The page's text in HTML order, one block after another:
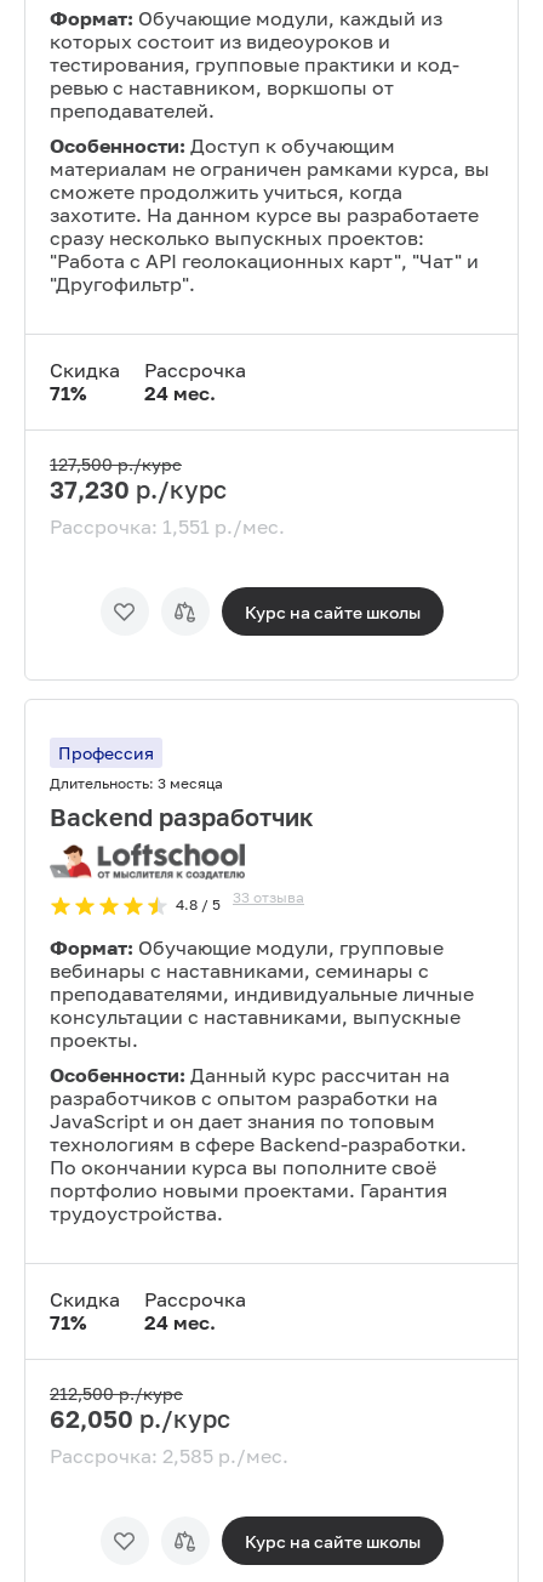
Формат: Обучающие модули, каждый из
которых состоит из видеоуроков и
тестирования, групповые практики и код-
ревью с наставником, воркшопы от
преподавателей.
Особенности: Доступ к обучающим
материалам не ограничен рамками курса, вы
сможете продолжить учиться, когда
захотите. На данном курсе вы разработаете
сразу несколько выпускных проектов:
"Работа с API геолокационных карт", "Чат" и
"Другофильтр".
Скидка
71%
Рассрочка
24 мес.
127,500р./курс
37,230 р./курс
Рассрочка: 1,551 р./мес.
Курс на сайте школы
Профессия
Длительность: 3 месяца
Backend разработчик
4.8/ 5 33 отзыва
Формат: Обучающие модули, групповые
вебинары с наставниками, семинары с
преподавателями, индивидуальные личные
консультации с наставниками, выпускные
проекты.
Особенности: Данный курс рассчитан на
разработчиков с опытом разработки на
JavaScript и он дает знания по топовым
технологиям в сфере Backend-разработки.
По окончании курса вы пополните своё
портфолио новыми проектами. Гарантия
трудоустройства.
Скидка
71%
Рассрочка
24 мес.
212,500р./курс
62,050 р./курс
Рассрочка: 2,585 р./мес.
Курс на сайте школы